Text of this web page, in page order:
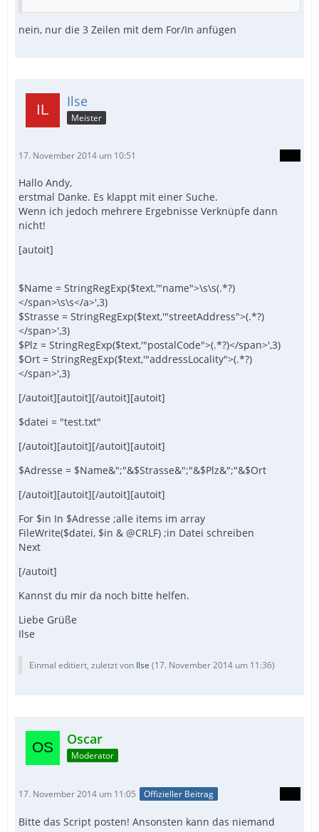
nein, nur die 3 Zeilen mit dem For/In anfügen
Ilse
Meister
17. November 2014 um 10:51
Hallo Andy,
erstmal Danke. Es klappt mit einer Suche.
Wenn ich jedoch mehrere Ergebnisse Verknüpfe dann
nicht!
[autoit]
$Name = StringRegExp($text,'"name">\s\s(.*?)
</span>\s\s</a>',3)
$Strasse = StringRegExp($text,'"streetAddress">(.*?)
</span>',3)
$Plz = StringRegExp($text,'"postalCode">(.*?)</span>',3)
$Ort = StringRegExp($text,'"addressLocality">(.*?)
</span>',3)
[/autoit][autoit][/autoit][autoit]
$datei = "test.txt"
[/autoit][autoit][/autoit][autoit]
$Adresse = $Name&";"&$Strasse&";"&$Plz&";"&$Ort
[/autoit][autoit][/autoit][autoit]
For $in In $Adresse ;alle items im array
FileWrite($datei, $in & @CRLF) ;in Datei schreiben
Next
[/autoit]
Kannst du mir da noch bitte helfen.
Liebe Grüße
Ilse
Einmal editiert, zuletzt von Ilse (17. November 2014 um 11:36)
Oscar
Moderator
17. November 2014 um 11:05 Offizieller Beitrag
Bitte das Script posten! Ansonsten kann das niemand